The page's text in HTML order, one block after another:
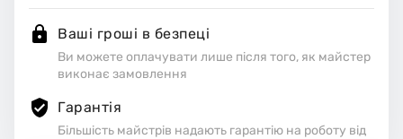
Ваші гроші в безпеці
Ви можете оплачувати лише після того, як майстер
виконає замовлення
Гарантія
Більшість майстрів надають гарантію на роботу від